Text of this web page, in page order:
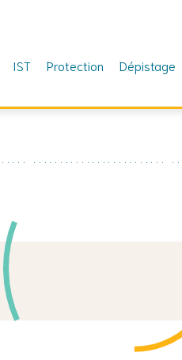
IST Protection Dépistage